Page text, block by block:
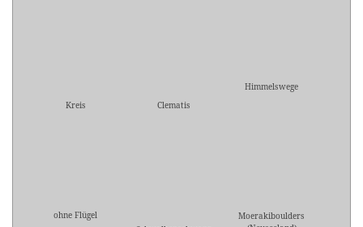
Kreis Clematis
Himmelswege
ohne Flügel
Moerakiboulders